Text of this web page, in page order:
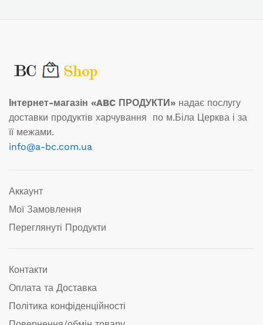
Інтернет-магазін «ABC ПРОДУКТИ» надає послугу
доставки продуктів харчування по м.Біла Церква і за
її межами.
info@a-bc.com.ua
Аккаунт
Мої Замовлення
Переглянуті Продукти
Контакти
Оплата та Доставка
Політика конфіденційності